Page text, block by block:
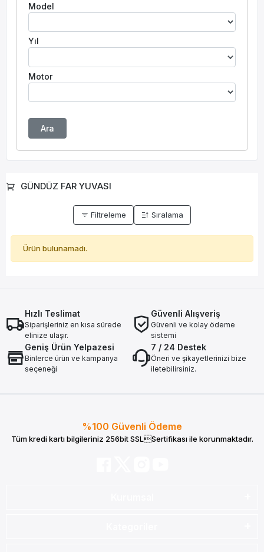
Model
Yıl
Motor
Ara
GÜNDÜZ FAR YUVASI
Filtreleme Sıralama
Ürün bulunamadı.
Hızlı Teslimat
Siparişleriniz en kısa sürede
elinize ulaşır.
Güvenli Alışveriş
Güvenli ve kolay ödeme
sistemi
Geniş Ürün Yelpazesi
Binlerce ürün ve kampanya
seçeneği
7 / 24 Destek
Öneri ve şikayetlerinizi bize
iletebilirsiniz.
%100 Güvenli Ödeme
Tüm kredi kartı bilgileriniz 256bit SSLSertifikası ile korunmaktadır.